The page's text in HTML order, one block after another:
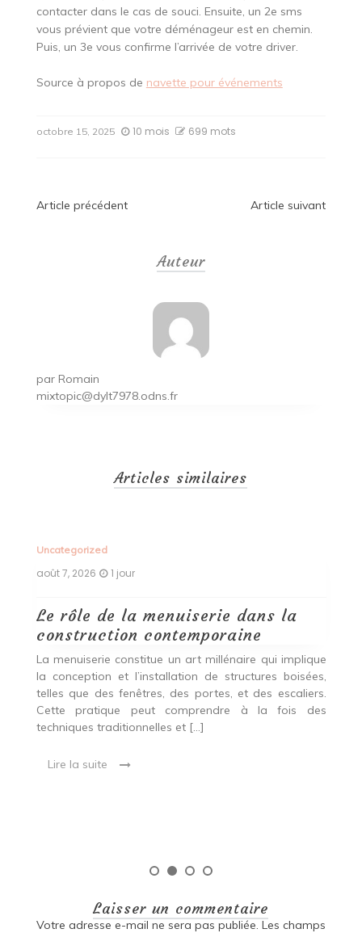
contacter dans le cas de souci. Ensuite, un 2e sms
vous prévient que votre déménageur est en chemin.
Puis, un 3e vous confirme l’arrivée de votre driver.
Source à propos de navette pour événements
octobre 15, 2025 10 mois 699 mots
Navigation
Article précédent Article suivant
Auteur
par Romain
mixtopic@dylt7978.odns.fr
Articles similaires
Uncategorized
août 7, 2026 1 jour
Le rôle de la menuiserie dans la
construction contemporaine
La menuiserie constitue un art millénaire qui implique
la conception et l’installation de structures boisées,
telles que des fenêtres, des portes, et des escaliers.
Cette pratique peut comprendre à la fois des
techniques traditionnelles et […]
Lire la suite
Laisser un commentaire
Votre adresse e-mail ne sera pas publiée. Les champs